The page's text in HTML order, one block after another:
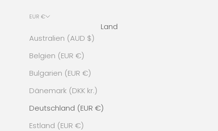
EUR €
Land
Australien (AUD $)
Belgien (EUR €)
Bulgarien (EUR €)
Dänemark (DKK kr.)
Deutschland (EUR €)
Estland (EUR €)